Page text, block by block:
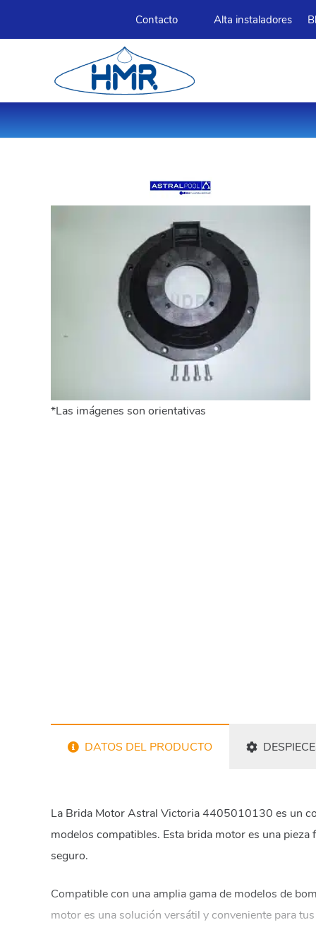
Contacto Alta instaladores
*Las imágenes son orientativas
DATOS DEL PRODUCTO
La Brida Motor Astral Victoria 4405010130 es un
modelos compatibles. Esta brida motor es una
seguro.
Compatible con una amplia gama de modelos de
motor es una solución versátil y conveniente para